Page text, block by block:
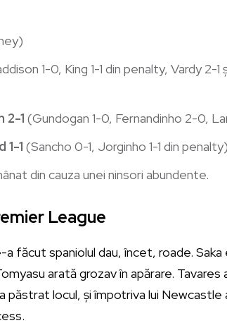
1-0, King 1-1 din penalty, Vardy 2-
2-1 (Gundogan 1-0, Fernandinho 2-0,
1-1 (Sancho 0-1, Jorginho 1-1 din penalty)
din cauza unei ninsori abundente.
League
a făcut spaniolul dau, încet, roade.
arată grozav în apărare.
locul, și împotriva lui Newcastle